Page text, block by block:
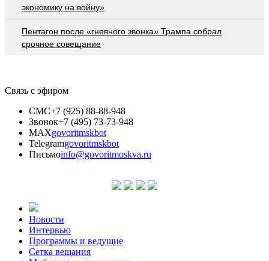
экономику на войну»
Пентагон после «гневного звонка» Трампа собрал
срочное совещание
Связь с эфиром
СМС+7 (925) 88-88-948
Звонок+7 (495) 73-73-948
MAXgovoritmskbot
Telegramgovoritmskbot
Письмоinfo@govoritmoskva.ru
Новости
Интервью
Программы и ведущие
Сетка вещания